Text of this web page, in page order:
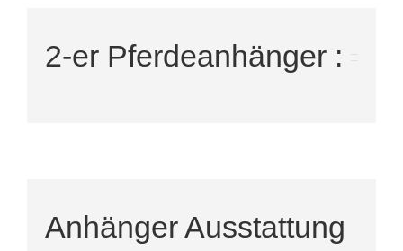
2-er Pferdeanhänger :
Anhänger Ausstattung